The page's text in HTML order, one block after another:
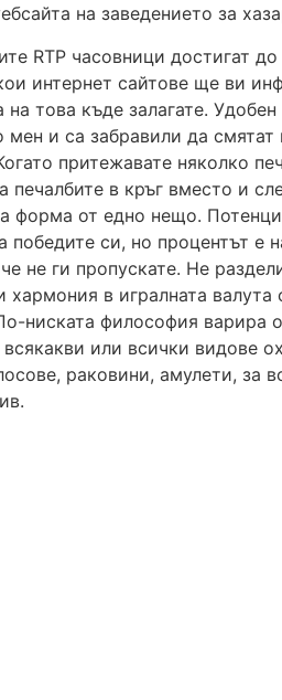
на заведението за
RTP часовници достигат
интернет сайтове ще ви
на това къде залагате.
мен и са забравили да
притежавате няколко
печалбите в кръг вместо и
форма от едно нещо.
победите си, но процентът е
не ги пропускате. Не
хармония в игралната валута
ниската философия варира
или всички видове
раковини, амулети, за